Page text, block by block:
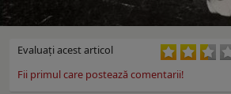
Evaluaţi acest articol
Fii primul care postează comentarii!